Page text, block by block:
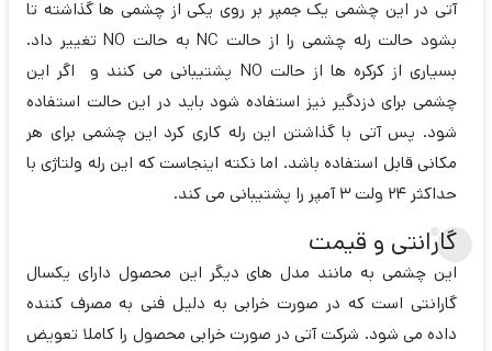
آتی در این چشمی یک جمپر بر روی یکی از چشمی ها گذاشته تا
بشود حالت رله چشمی را از حالت NC به حالت NO تغییر داد.
بسیاری از کرکره ها از حالت NO پشتیبانی می کنند و اگر این
چشمی برای دزدگیر نیز استفاده شود باید در این حالت استفاده
شود. پس آتی با گذاشتن این رله کاری کرد این چشمی برای هر
مکانی قابل استفاده باشد. اما نکته اینجاست که این رله ولتاژی با
حداکثر 24 ولت 3 آمپر را پشتیبانی می کند.
گارانتی و قیمت
این چشمی به مانند مدل های دیگر این محصول دارای یکسال
گارانتی است که در صورت خرابی به دلیل فنی به مصرف کننده
داده می شود. شرکت آتی در صورت خرابی محصول را کاملا تعویض